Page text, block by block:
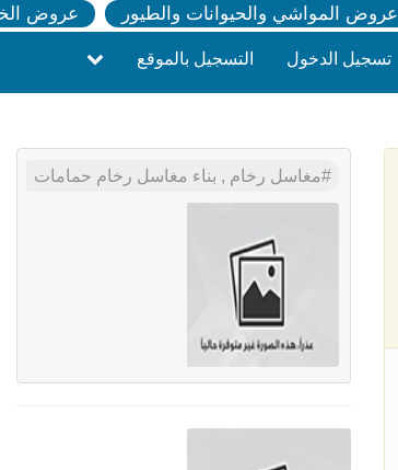
عروض المواشي والحيوانات والطيور عروض
تسجيل الدخول التسجيل بالموقع
مغاسل رخام , بناء مغاسل رخام حمامات